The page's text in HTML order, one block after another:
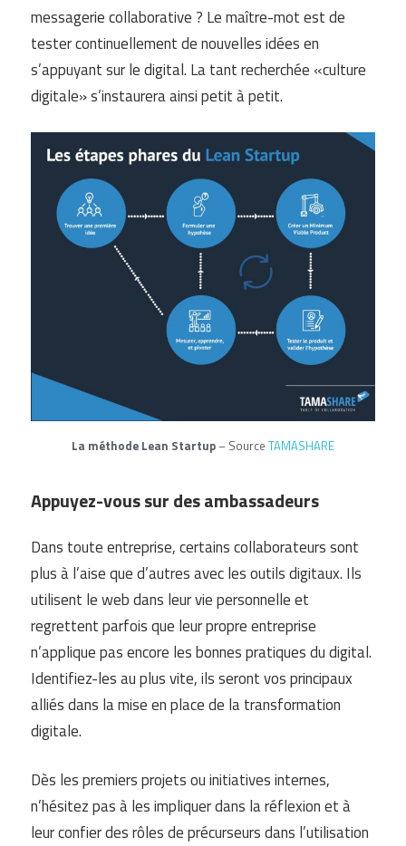
messagerie collaborative ? Le maître-mot est de
tester continuellement de nouvelles idées en
s’appuyant sur le digital. La tant recherchée «culture
digitale» s’instaurera ainsi petit à petit.
La méthode Lean Startup – Source TAMASHARE
Appuyez-vous sur des ambassadeurs
Dans toute entreprise, certains collaborateurs sont
plus à l’aise que d’autres avec les outils digitaux. Ils
utilisent le web dans leur vie personnelle et
regrettent parfois que leur propre entreprise
n’applique pas encore les bonnes pratiques du digital.
Identifiez-les au plus vite, ils seront vos principaux
alliés dans la mise en place de la transformation
digitale.
Dès les premiers projets ou initiatives internes,
n’hésitez pas à les impliquer dans la réflexion et à
leur confier des rôles de précurseurs dans l’utilisation